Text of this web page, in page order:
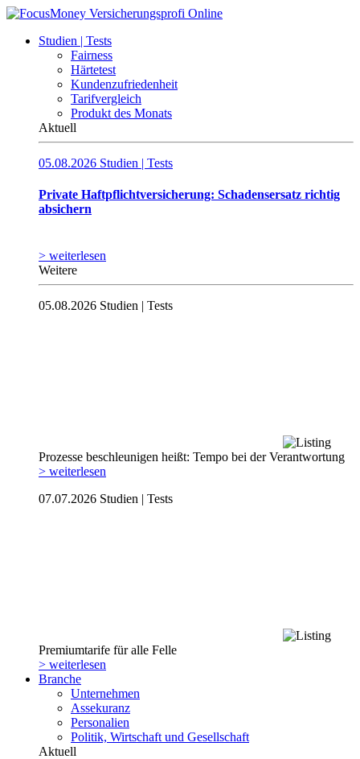
Studien | Tests
Fairness
Härtetest
Kundenzufriedenheit
Tarifvergleich
Produkt des Monats
Aktuell
05.08.2026 Studien | Tests
Private Haftpflichtversicherung: Schadensersatz richtig
absichern
> weiterlesen
Weitere
05.08.2026 Studien | Tests
Prozesse beschleunigen heißt: Tempo bei der Verantwortung
> weiterlesen
07.07.2026 Studien | Tests
Premiumtarife für alle Felle
> weiterlesen
Branche
Unternehmen
Assekuranz
Personalien
Politik, Wirtschaft und Gesellschaft
Aktuell